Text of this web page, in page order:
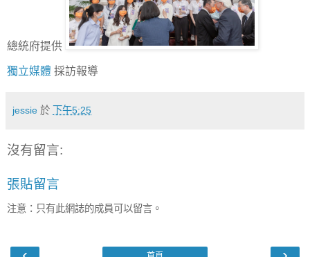
總統府提供
獨立媒體 採訪報導
jessie 於 下午5:25
沒有留言:
張貼留言
注意：只有此網誌的成員可以留言。